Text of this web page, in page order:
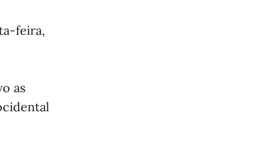
feira,
as